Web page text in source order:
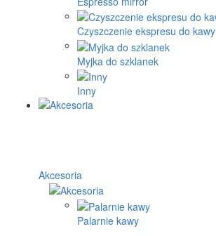
Czyszczenie ekspresu do kawy
Myjka do szklanek
Inny
Akcesoria
Palarnie kawy